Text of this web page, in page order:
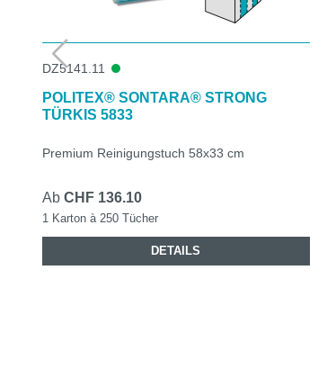
DZ5141.11
POLITEX® SONTARA® STRONG
TÜRKIS 5833
Premium Reinigungstuch 58x33 cm
Ab CHF 136.10
1 Karton à 250 Tücher
DETAILS